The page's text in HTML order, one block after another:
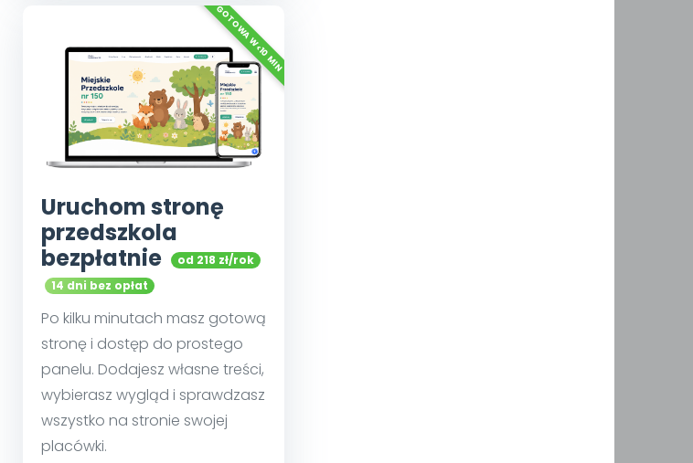
Uruchom stronę
przedszkola
bezpłatnie
od 218 zł/rok
14 dni bez opłat
Po kilku minutach masz gotową
stronę i dostęp do prostego
panelu. Dodajesz własne treści,
wybierasz wygląd i sprawdzasz
wszystko na stronie swojej
placówki.